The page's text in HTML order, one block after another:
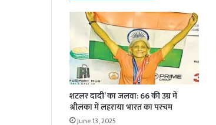
शटलर दादी’ का जलवा: 66 की उम्र में
श्रीलंका में लहराया भारत का परचम
June 13, 2025